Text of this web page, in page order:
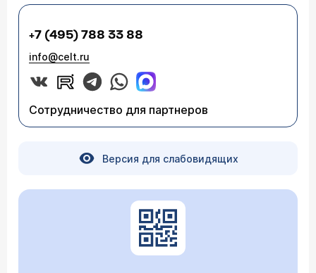
+7 (495) 788 33 88
info@celt.ru
Сотрудничество для партнеров
Версия для слабовидящих